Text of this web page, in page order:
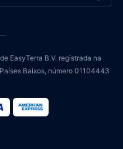
EasyTerra B.V. registrada na
Baixos, número 01104443